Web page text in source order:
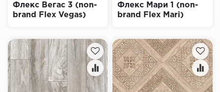
Флекс Вегас 3 (non-
brand Flex Vegas)
Флекс Мари 1 (non-
brand Flex Mari)